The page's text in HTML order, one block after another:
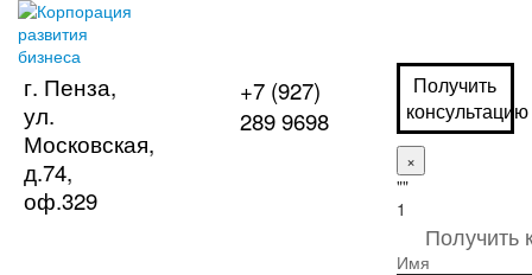
г. Пенза,
ул.
Московская,
д.74,
оф.329
+7 (927)
289 9698
Получить
консультацию
×
""
1
Получить
Имя